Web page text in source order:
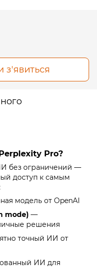
з'явиться
Pro?
без ограничений —
доступ к самым
модель от OpenAI
mode) —
решения
точный ИИ от
ИИ для